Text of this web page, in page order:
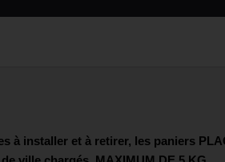
à installer et à retirer, les paniers